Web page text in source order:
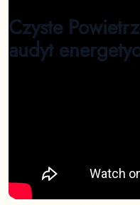
Czyste
audyt
Powietrze.